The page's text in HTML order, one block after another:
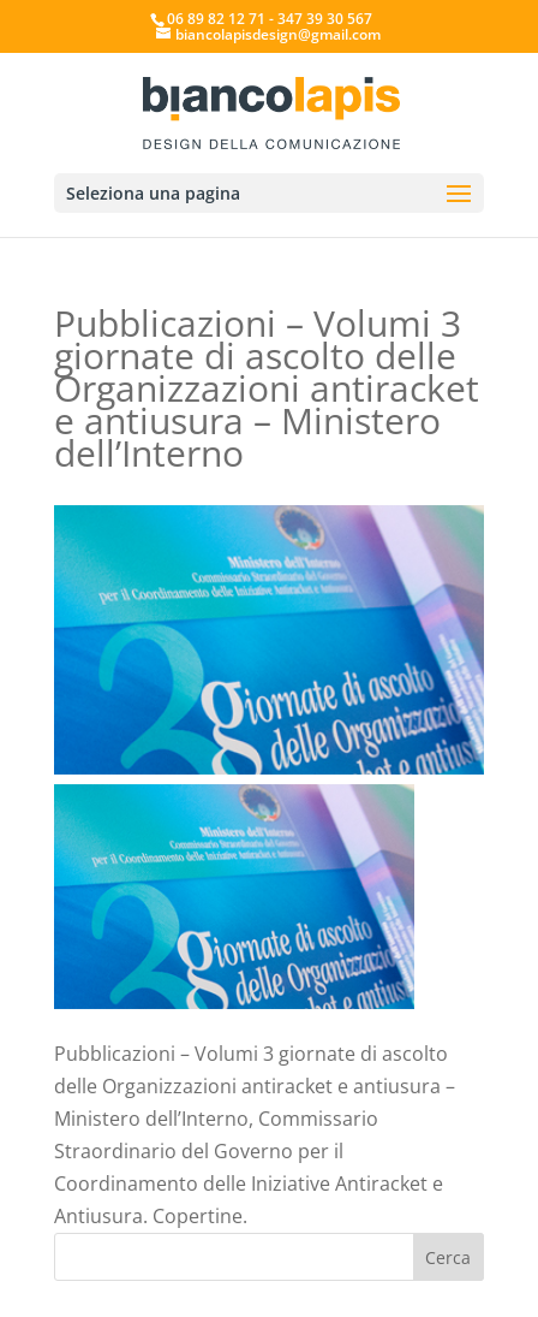
06 89 82 12 71 - 347 39 30 567
biancolapisdesign@gmail.com
Seleziona una pagina
Pubblicazioni – Volumi 3
giornate di ascolto delle
Organizzazioni antiracket
e antiusura – Ministero
dell’Interno
Pubblicazioni – Volumi 3 giornate di ascolto
delle Organizzazioni antiracket e antiusura –
Ministero dell’Interno, Commissario
Straordinario del Governo per il
Coordinamento delle Iniziative Antiracket e
Antiusura. Copertine.